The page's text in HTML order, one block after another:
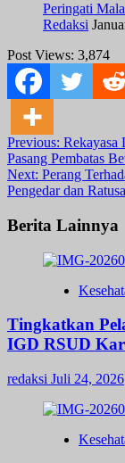
Peringati
Redaksi
Post Views: 3,874
Post
navigation
Previous: Rekayasa
Pasang Pembatas
Next: Perang
Pengedar dan
Berita Lainnya
Tingkatkan
IGD RSUD
redaksi Juli 24, 2026